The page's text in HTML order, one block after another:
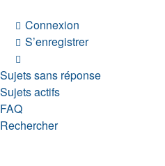
Connexion
S’enregistrer
Sujets sans réponse
Sujets actifs
FAQ
Rechercher